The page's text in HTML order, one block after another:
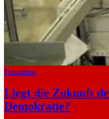
Fernsehen
Liegt die Zukunft
Demokratie?